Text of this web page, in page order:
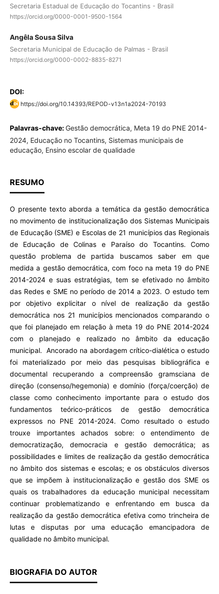
Secretaria Estadual de Educação do Tocantins - Brasil
https://orcid.org/0000-0001-9500-1564
Angêla Sousa Silva
Secretaria Municipal de Educação de Palmas - Brasil
https://orcid.org/0000-0002-8835-8271
DOI:
https://doi.org/10.14393/REPOD-v13n1a2024-70193
Palavras-chave:Gestão democrática, Meta 19 do PNE 2014-
2024, Educação no Tocantins, Sistemas municipais de
educação, Ensino escolar de qualidade
RESUMO
O presente texto aborda a temática da gestão democrática
no movimento de institucionalização dos Sistemas Municipais
de Educação (SME) e Escolas de 21 municípios das Regionais
de Educação de Colinas e Paraíso do Tocantins. Como
questão problema de partida buscamos saber em que
medida a gestão democrática, com foco na meta 19 do PNE
2014-2024 e suas estratégias, tem se efetivado no âmbito
das Redes e SME no período de 2014 a 2023. O estudo tem
por objetivo explicitar o nível de realização da gestão
democrática nos 21 municípios mencionados comparando o
que foi planejado em relação à meta 19 do PNE 2014-2024
com o planejado e realizado no âmbito da educação
municipal. Ancorado na abordagem crítico-dialética o estudo
foi materializado por meio das pesquisas bibliográfica e
documental recuperando a compreensão gramsciana de
direção (consenso/hegemonia) e domínio (força/coerção) de
classe como conhecimento importante para o estudo dos
fundamentos teórico-práticos de gestão democrática
expressos no PNE 2014-2024. Como resultado o estudo
trouxe importantes achados sobre: o entendimento de
democratização, democracia e gestão democrática; as
possibilidades e limites de realização da gestão democrática
no âmbito dos sistemas e escolas; e os obstáculos diversos
que se impõem à institucionalização e gestão dos SME os
quais os trabalhadores da educação municipal necessitam
continuar problematizando e enfrentando em busca da
realização da gestão democrática efetiva como trincheira de
lutas e disputas por uma educação emancipadora de
qualidade no âmbito municipal.
BIOGRAFIA DO AUTOR